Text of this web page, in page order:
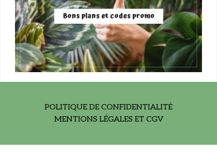
Bons plans et codes promo
POLITIQUE DE CONFIDENTIALITÉ
MENTIONS LÉGALES ET CGV